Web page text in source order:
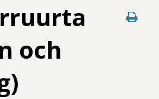
och